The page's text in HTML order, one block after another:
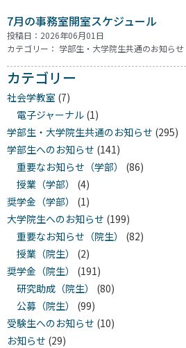
7月の事務室開室スケジュール
投稿日：2026年06月01日
カテゴリー： 学部生・大学院生共通のお知らせ
カテゴリー
社会学教室 (7)
電子ジャーナル (1)
学部生・大学院生共通のお知らせ (295)
学部生へのお知らせ (141)
重要なお知らせ（学部）
(86)
授業（学部）
(4)
奨学金（学部）
(1)
大学院生へのお知らせ (199)
重要なお知らせ（院生）
(82)
授業（院生）
(2)
奨学金（院生）
(191)
研究助成（院生）
(80)
公募（院生）
(99)
受験生へのお知らせ (10)
お知らせ (29)